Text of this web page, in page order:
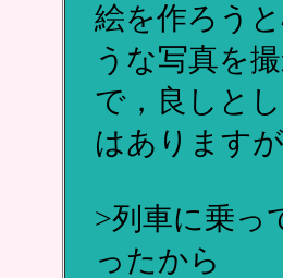
絵を作ろう
うな写真を
で，良しと
はありますが
>列車に乗っ
ったから